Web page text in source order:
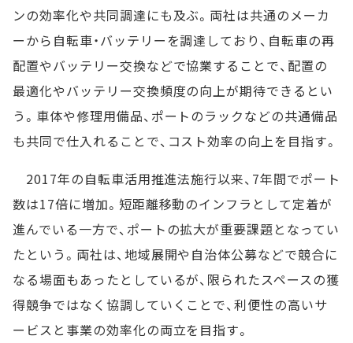
ンの効率化や共同調達にも及ぶ。両社は共通のメーカ
ーから自転車・バッテリーを調達しており、自転車の再
配置やバッテリー交換などで協業することで、配置の
最適化やバッテリー交換頻度の向上が期待できるとい
う。車体や修理用備品、ポートのラックなどの共通備品
も共同で仕入れることで、コスト効率の向上を目指す。
2017年の自転車活用推進法施行以来、7年間でポート
数は17倍に増加。短距離移動のインフラとして定着が
進んでいる一方で、ポートの拡大が重要課題となってい
たという。両社は、地域展開や自治体公募などで競合に
なる場面もあったとしているが、限られたスペースの獲
得競争ではなく協調していくことで、利便性の高いサ
ービスと事業の効率化の両立を目指す。